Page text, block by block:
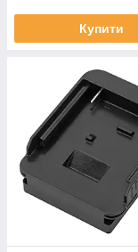
Купити